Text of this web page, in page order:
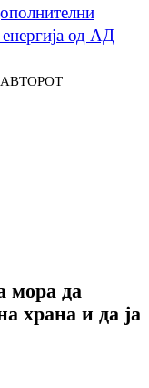
од АД
мора да
храна и да ја